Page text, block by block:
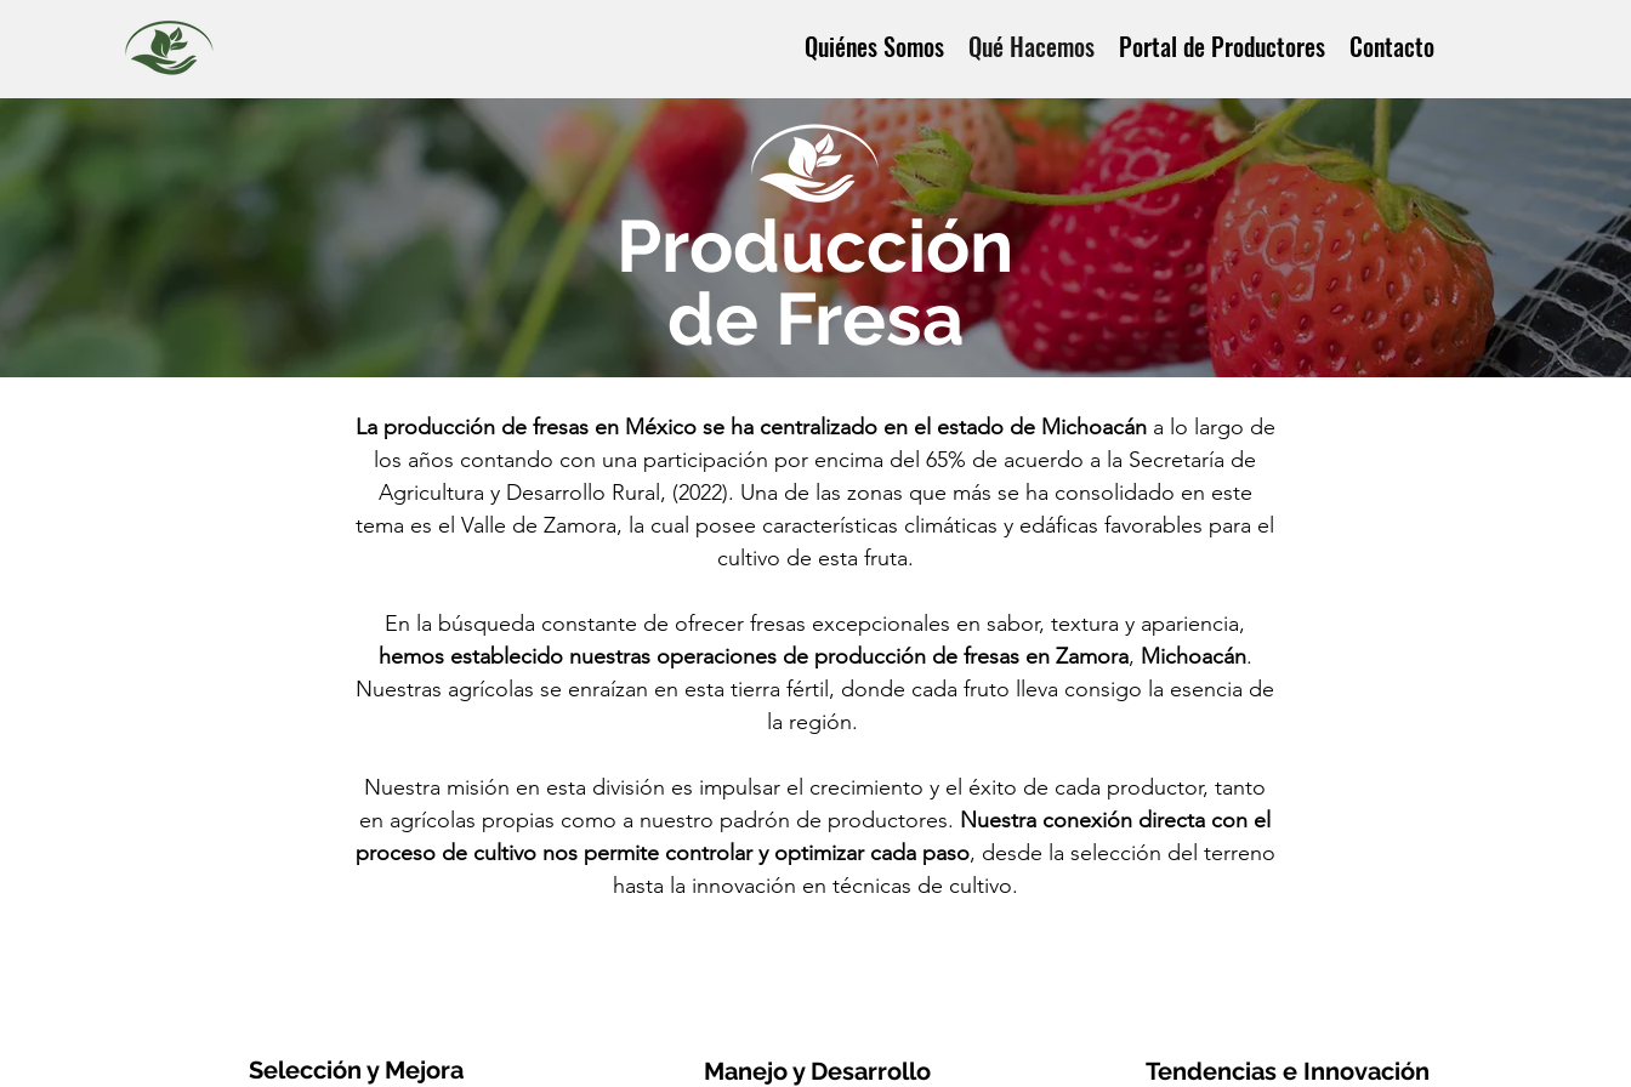
Quiénes Somos Qué Hacemos Portal de Productores Contacto
Producción
de Fresa
La producción de fresas en México se ha centralizado en el estado de Michoacána lo largo de
los años contando con una participación por encima del 65% de acuerdo a la Secretaría de
Agricultura y Desarrollo Rural, (2022). Una de las zonas que más se ha consolidado en este
tema es el Valle de Zamora, la cual posee características climáticas y edáficas favorables para el
cultivo de esta fruta.
En la búsqueda constante de ofrecer fresas excepcionales en sabor, textura y apariencia,
hemos establecido nuestras operaciones de producción de fresas en Zamora, Michoacán.
Nuestras agrícolas se enraízan en esta tierra fértil, donde cada fruto lleva consigo la esencia de
la región.
Nuestra misión en esta división es impulsar el crecimiento y el éxito de cada productor, tanto
en agrícolas propias como a nuestro padrón de productores. Nuestra conexión directa con el
proceso de cultivo nos permite controlar y optimizar cada paso, desde la selección del terreno
hasta la innovación en técnicas de cultivo.
Selección y Mejora Manejo y Desarrollo Tendencias e Innovación